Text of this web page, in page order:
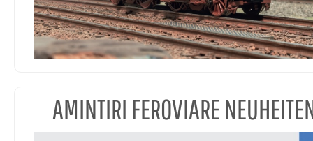
AMINTIRI FEROVIARE